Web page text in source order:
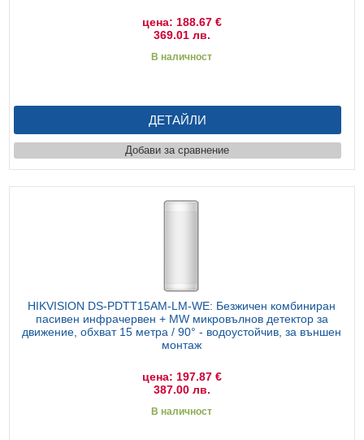
цена: 188.67 €
369.01 лв.
В наличност
ДЕТАЙЛИ
Добави за сравнение
HIKVISION DS-PDTT15AM-LM-WE: Безжичен комбиниран
пасивен инфрачервен + MW микровълнов детектор за
движение, обхват 15 метра / 90° - водоустойчив, за външен
монтаж
цена: 197.87 €
387.00 лв.
В наличност